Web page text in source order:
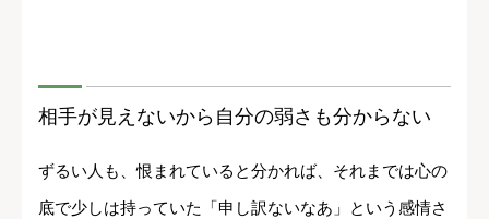
相手が見えないから自分の弱さも分からない
ずるい人も、恨まれていると分かれば、それまでは心の
底で少しは持っていた「申し訳ないなあ」という感情さ